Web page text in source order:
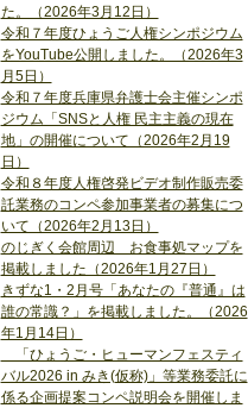
た。（2026年3月12日）
令和７年度ひょうご人権シンポジウム
をYouTube公開しました。（2026年3
月5日）
令和７年度兵庫県弁護士会主催シンポ
ジウム「SNSと人権 民主主義の現在
地」の開催について（2026年2月19
日）
令和８年度人権啓発ビデオ制作販売委
託業務のコンペ参加事業者の募集につ
いて（2026年2月13日）
のじぎく会館周辺 お食事処マップを
掲載しました（2026年1月27日）
きずな1・2月号「あなたの『普通』は
誰の常識？」を掲載しました。（2026
年1月14日）
「ひょうご・ヒューマンフェスティ
バル2026 in みき(仮称)」等業務委託に
係る企画提案コンペ説明会を開催しま